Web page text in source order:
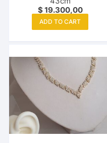
$19.300,00
ADD TO CART